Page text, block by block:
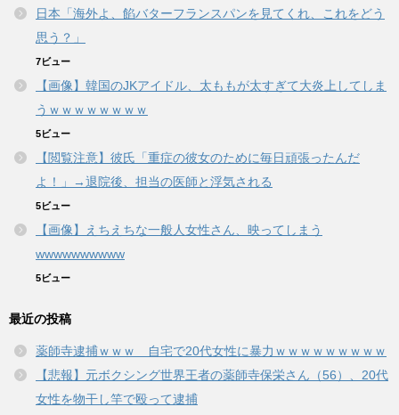
日本「海外よ、餡バターフランスパンを見てくれ、これをどう
思う？」
7ビュー
【画像】韓国のJKアイドル、太ももが太すぎて大炎上してしま
うｗｗｗｗｗｗｗｗ
5ビュー
【閲覧注意】彼氏「重症の彼女のために毎日頑張ったんだ
よ！」→退院後、担当の医師と浮気される
5ビュー
【画像】えちえちな一般人女性さん、映ってしまう
wwwwwwwwww
5ビュー
最近の投稿
薬師寺逮捕ｗｗｗ 自宅で20代女性に暴力ｗｗｗｗｗｗｗｗｗ
【悲報】元ボクシング世界王者の薬師寺保栄さん（56）、20代
女性を物干し竿で殴って逮捕